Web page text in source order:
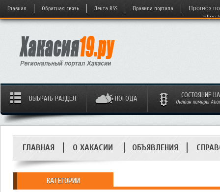
Главная Обратная связь Лента RSS Правила портала
Прогноз
ВЫБРАТЬ РАЗДЕЛ ПОГОДА СОСТОЯНИЕ
Онлайн камеры
ГЛАВНАЯ О ХАКАСИИ ОБЪЯВЛЕНИЯ
КАТЕГОРИИ